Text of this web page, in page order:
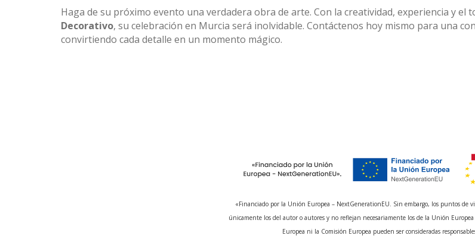
Haga de su próximo evento una verdadera obra de arte. Con la creatividad, experiencia y el
Decorativo, su celebración en Murcia será inolvidable. Contáctenos hoy mismo para una
convirtiendo cada detalle en un momento mágico.
«Financiado por la Unión Europea – NextGenerationEU. Sin embargo, los puntos de
únicamente los del autor o autores y no reflejan necesariamente los de la Unión
Europea ni la Comisión Europea pueden ser consideradas